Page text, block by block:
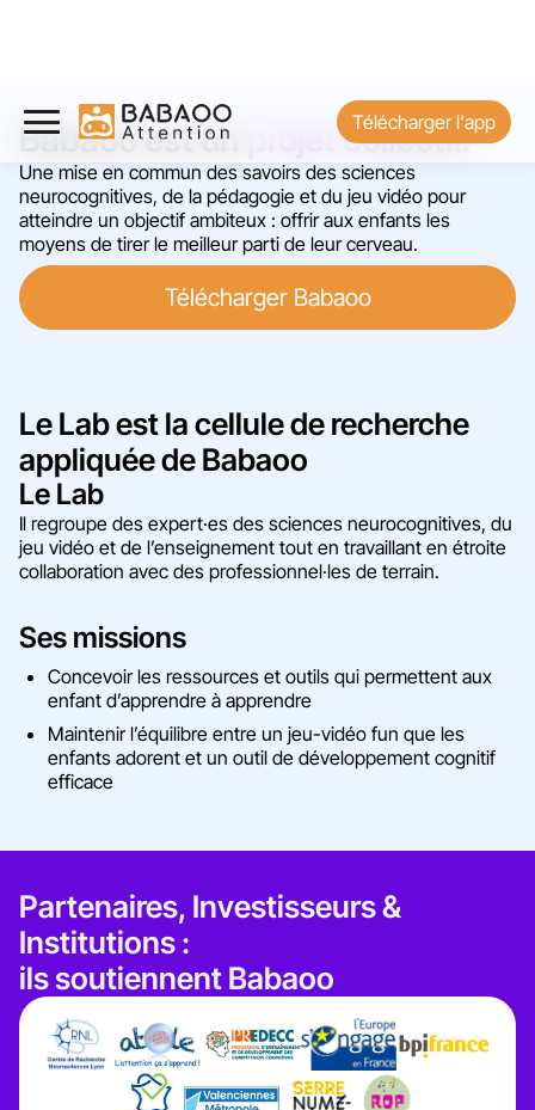
Télécharger l'app
Babaoo est un projet collectif.
Une mise en commun des savoirs des sciences
neurocognitives, de la pédagogie et du jeu vidéo pour
atteindre un objectif ambiteux : offrir aux enfants les
moyens de tirer le meilleur parti de leur cerveau.
Télécharger Babaoo
Le Lab est la cellule de recherche
appliquée de Babaoo
Le Lab
Il regroupe des expert·es des sciences neurocognitives, du
jeu vidéo et de l’enseignement tout en travaillant en étroite
collaboration avec des professionnel·les de terrain.
Ses missions
Concevoir les ressources et outils qui permettent aux
enfant d’apprendre à apprendre
Maintenir l’équilibre entre un jeu-vidéo fun que les
enfants adorent et un outil de développement cognitif
efficace
Partenaires, Investisseurs &
Institutions :
ils soutiennent Babaoo